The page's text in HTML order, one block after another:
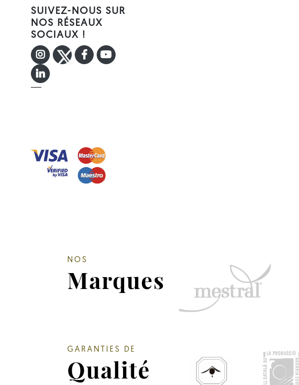
SUIVEZ-NOUS SUR
NOS RÉSEAUX
SOCIAUX !
INSTAGRAM
TWITTER
FACEBOOK F
YOUTUBE
LINKEDIN IN
NOS
Marques
GARANTIES DE
Qualité